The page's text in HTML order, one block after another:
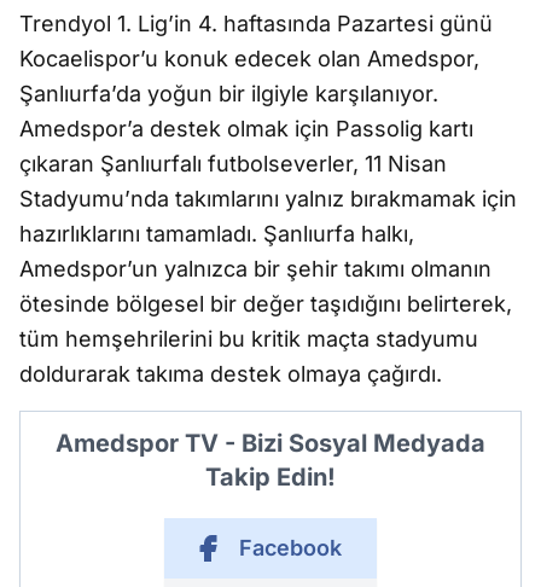
Trendyol 1. Lig’in 4. haftasında Pazartesi günü
Kocaelispor’u konuk edecek olan Amedspor,
Şanlıurfa’da yoğun bir ilgiyle karşılanıyor.
Amedspor’a destek olmak için Passolig kartı
çıkaran Şanlıurfalı futbolseverler, 11 Nisan
Stadyumu’nda takımlarını yalnız bırakmamak için
hazırlıklarını tamamladı. Şanlıurfa halkı,
Amedspor’un yalnızca bir şehir takımı olmanın
ötesinde bölgesel bir değer taşıdığını belirterek,
tüm hemşehrilerini bu kritik maçta stadyumu
doldurarak takıma destek olmaya çağırdı.
Amedspor TV - Bizi Sosyal Medyada
Takip Edin!
Facebook